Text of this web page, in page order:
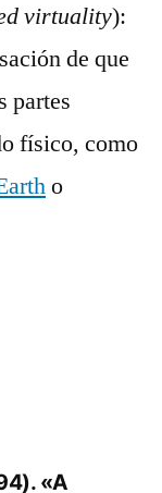
virtuality):
de que
partes
físico, como
o
«A